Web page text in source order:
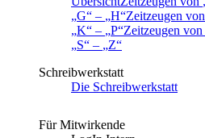
G
– H Zeitzeugen von
K
– P Zeitzeugen von
S
–
Z
Schreibwerkstatt
Die Schreibwerkstatt
Für Mitwirkende